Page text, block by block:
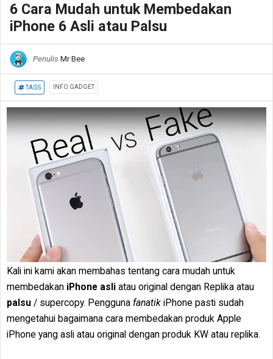
6 Cara Mudah untuk Membedakan
iPhone 6 Asli atau Palsu
Penulis Mr Bee
TAGS INFO GADGET
Kali ini kami akan membahas tentang cara mudah untuk
membedakan iPhone asli atau original dengan Replika atau
palsu / supercopy. Pengguna fanatik iPhone pasti sudah
mengetahui bagaimana cara membedakan produk Apple
iPhone yang asli atau original dengan produk KW atau replika.